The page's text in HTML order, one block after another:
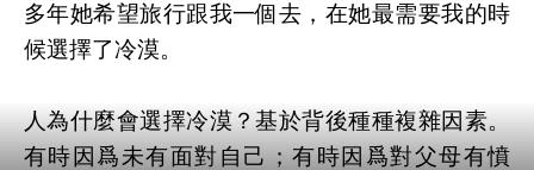
多年她希望旅行跟我一個去，在她最需要我的時
候選擇了冷漠。
人為什麼會選擇冷漠？基於背後種種複雜因素。
有時因爲未有面對自己；有時因爲對父母有憤